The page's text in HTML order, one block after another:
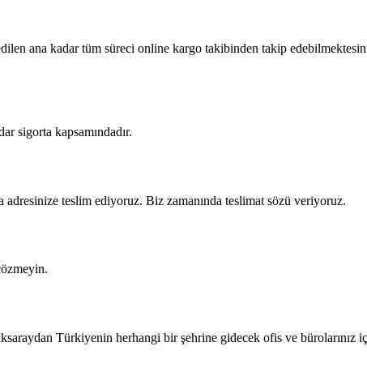
ana kadar tüm süreci online kargo takibinden takip
sigorta kapsamındadır.
adresinize teslim ediyoruz. Biz zamanında teslimat sözü veriyoruz.
Türkiyenin herhangi bir şehrine gidecek ofis ve bürolarınız